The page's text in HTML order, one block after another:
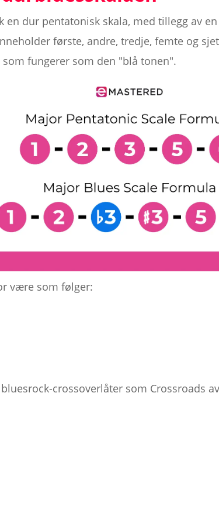
en dur pentatonisk skala, med tillegg av
første, andre, tredje, femte og
fungerer som den "blå tonen".
være som følger:
crossoverlåter som Crossroads